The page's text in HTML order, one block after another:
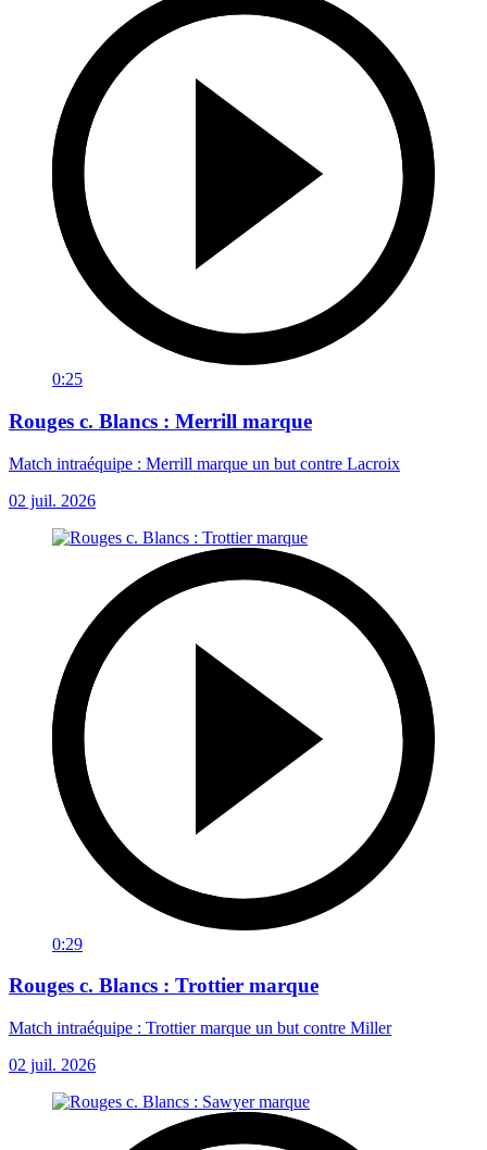
0:25
Rouges c. Blancs : Merrill marque
Match intraéquipe : Merrill marque un but contre Lacroix
02 juil. 2026
0:29
Rouges c. Blancs : Trottier marque
Match intraéquipe : Trottier marque un but contre Miller
02 juil. 2026